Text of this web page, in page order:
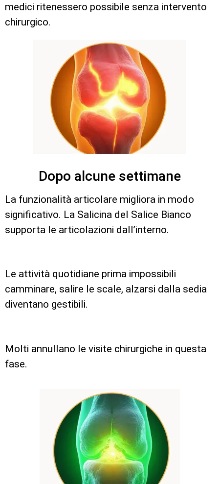
medici ritenessero possibile senza intervento
chirurgico.
Dopo alcune settimane
La funzionalità articolare migliora in modo
significativo. La Salicina del Salice Bianco
supporta le articolazioni dall’interno.
Le attività quotidiane prima impossibili
camminare, salire le scale, alzarsi dalla sedia
diventano gestibili.
Molti annullano le visite chirurgiche in questa
fase.